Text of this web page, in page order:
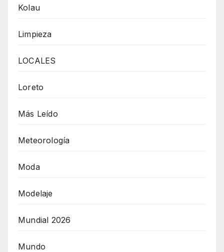
Kolau
Limpieza
LOCALES
Loreto
Más Leído
Meteorología
Moda
Modelaje
Mundial 2026
Mundo